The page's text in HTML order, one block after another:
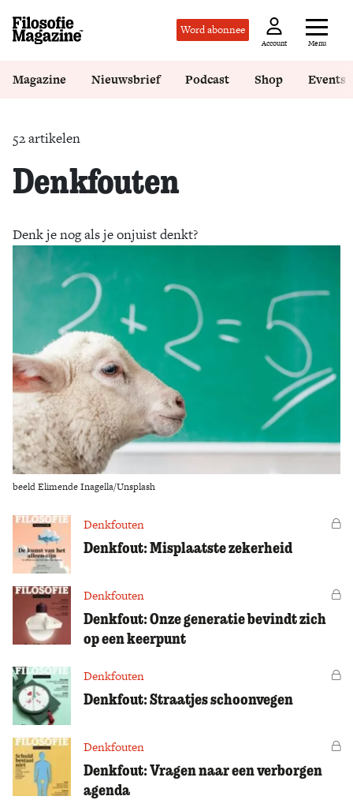
Word abonnee
Account Menu
Magazine Nieuwsbrief Podcast Shop Events
52 artikelen
Denkfouten
Denk je nog als je onjuist denkt?
beeld Elimende Inagella/Unsplash
Denkfouten
Denkfout: Misplaatste zekerheid
Denkfouten
Denkfout: Onze generatie bevindt zich
op een keerpunt
Denkfouten
Denkfout: Straatjes schoonvegen
Denkfouten
Denkfout: Vragen naar een verborgen
agenda